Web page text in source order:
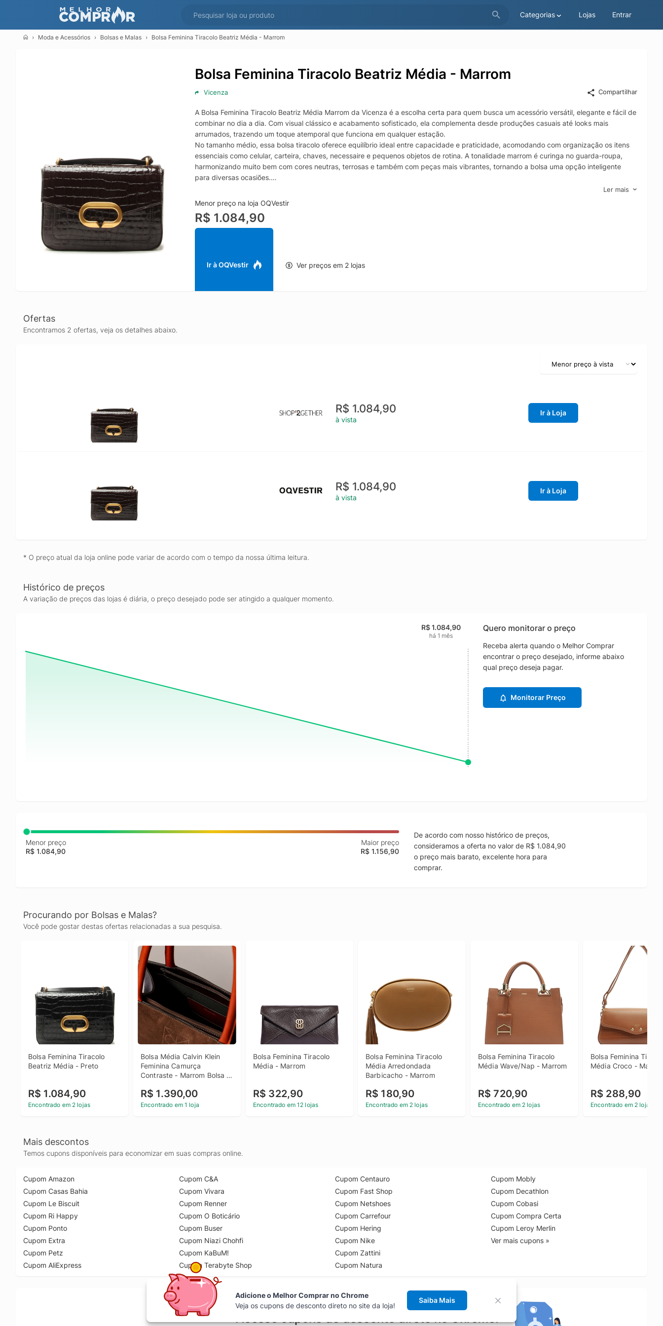
Categorias Lojas Entrar
Moda e Acessórios Bolsas e Malas Bolsa Feminina Tiracolo Beatriz Média - Marrom
Bolsa Feminina Tiracolo Beatriz Média - Marrom
Vicenza Compartilhar
A Bolsa Feminina Tiracolo Beatriz Média Marrom da Vicenza é a escolha certa para quem busca um acessório versátil, elegante e fácil de
combinar no dia a dia. Com visual clássico e acabamento sofisticado, ela complementa desde produções casuais até looks mais
arrumados, trazendo um toque atemporal que funciona em qualquer estação.
No tamanho médio, essa bolsa tiracolo oferece equilíbrio ideal entre capacidade e praticidade, acomodando com organização os itens
essenciais como celular, carteira, chaves, necessaire e pequenos objetos de rotina. A tonalidade marrom é curinga no guarda-roupa,
harmonizando muito bem com cores neutras, terrosas e também com peças mais vibrantes, tornando a bolsa uma opção inteligente
para diversas ocasiões.
O modelo tiracolo garante mais conforto e liberdade de movimento, perfeito para quem precisa de praticidade durante compras,
trabalho, compromissos e passeios. A Bolsa Beatriz Média da Vicenza se destaca como uma bolsa feminina marrom funcional e estilosa,
indicada para quem valoriza design, presença e um acessório marcante sem abrir mão da usabilidade.
Ler mais
Menor preço na loja OQVestir
R$ 1.084,90
Ir à OQVestir Ver preços em 2 lojas
Ofertas
Encontramos 2 ofertas, veja os detalhes abaixo.
R$ 1.084,90
à vista
Ir à Loja
R$ 1.084,90
à vista
Ir à Loja
* O preço atual da loja online pode variar de acordo com o tempo da nossa última leitura.
Histórico de preços
A variação de preços das lojas é diária, o preço desejado pode ser atingido a qualquer momento.
R$ 1.084,90
há 1 mês
Quero monitorar o preço
Receba alerta quando o Melhor Comprar
encontrar o preço desejado, informe abaixo
qual preço deseja pagar.
Monitorar Preço
Menor preço
R$ 1.084,90
Maior preço
R$ 1.156,90
De acordo com nosso histórico de preços,
consideramos a oferta no valor de R$ 1.084,90
o preço mais barato, excelente hora para
comprar.
Procurando por Bolsas e Malas?
Você pode gostar destas ofertas relacionadas a sua pesquisa.
Bolsa Feminina Tiracolo
Beatriz Média - Preto
R$ 1.084,90
Encontrado em 2 lojas
Bolsa Média Calvin Klein
Feminina Camurça
Contraste - Marrom Bolsa
Camurça Contraste
Marrom u
R$ 1.390,00
Encontrado em 1 loja
Bolsa Feminina Tiracolo
Média - Marrom
R$ 322,90
Encontrado em 12 lojas
Bolsa Feminina Tiracolo
Média Arredondada
Barbicacho - Marrom
R$ 180,90
Encontrado em 2 lojas
Bolsa Feminina Tiracolo
Média Wave/Nap - Marrom
R$ 720,90
Encontrado em 2 lojas
Bolsa Feminina
Média Croco -
R$ 288,90
Encontrado em 2 lojas
Mais descontos
Temos cupons disponíveis para economizar em suas compras online.
Cupom Amazon
Cupom Casas Bahia
Cupom Le Biscuit
Cupom Ri Happy
Cupom Ponto
Cupom Extra
Cupom Petz
Cupom AliExpress
Cupom C&A
Cupom Vivara
Cupom Renner
Cupom O Boticário
Cupom Buser
Cupom Niazi Chohfi
Cupom KaBuM!
Cupom Terabyte Shop
Cupom Centauro
Cupom Fast Shop
Cupom Netshoes
Cupom Carrefour
Cupom Hering
Cupom Nike
Cupom Zattini
Cupom Natura
Cupom Mobly
Cupom Decathlon
Cupom Cobasi
Cupom Compra Certa
Cupom Leroy Merlin
Ver mais cupons »
Acesse cupons de desconto direto no Chrome!
Adicione o Melhor Comprar no Chrome
Veja os cupons de desconto direto no site da loja!
Saiba Mais